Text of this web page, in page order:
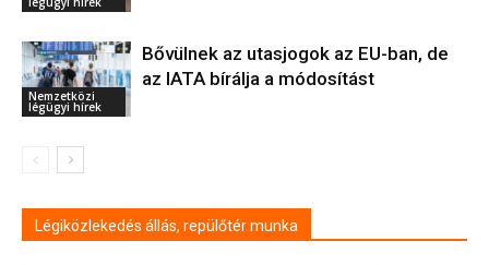
Nemzetközi
légügyi hírek
Bővülnek az utasjogok az EU-ban, de
az IATA bírálja a módosítást
Légiközlekedés állás, repülőtér munka